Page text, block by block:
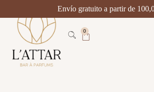
0
Envío gratuito a partir de